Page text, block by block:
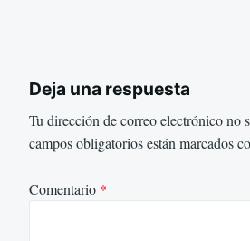
Deja una respuesta
Tu dirección de correo electrónico no
campos obligatorios están marcados
Comentario *